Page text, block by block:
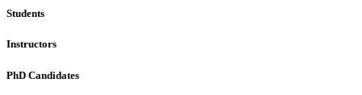
Students
Instructors
PhD Candidates